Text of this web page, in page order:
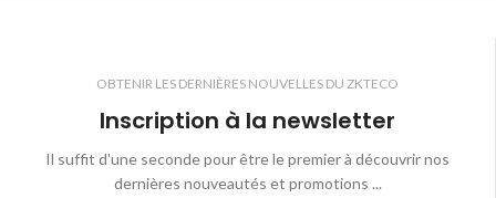
OBTENIR LES DERNIÈRES NOUVELLES DU ZKTECO
Inscription à la newsletter
Il suffit d'une seconde pour être le premier à découvrir nos
dernières nouveautés et promotions ...